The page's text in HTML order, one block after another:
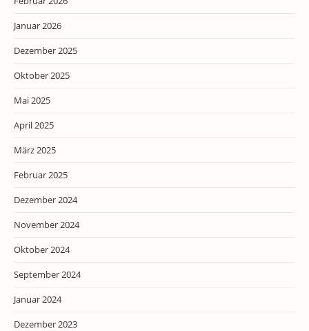
Januar 2026
Dezember 2025
Oktober 2025
Mai 2025
April 2025
März 2025
Februar 2025
Dezember 2024
November 2024
Oktober 2024
September 2024
Januar 2024
Dezember 2023